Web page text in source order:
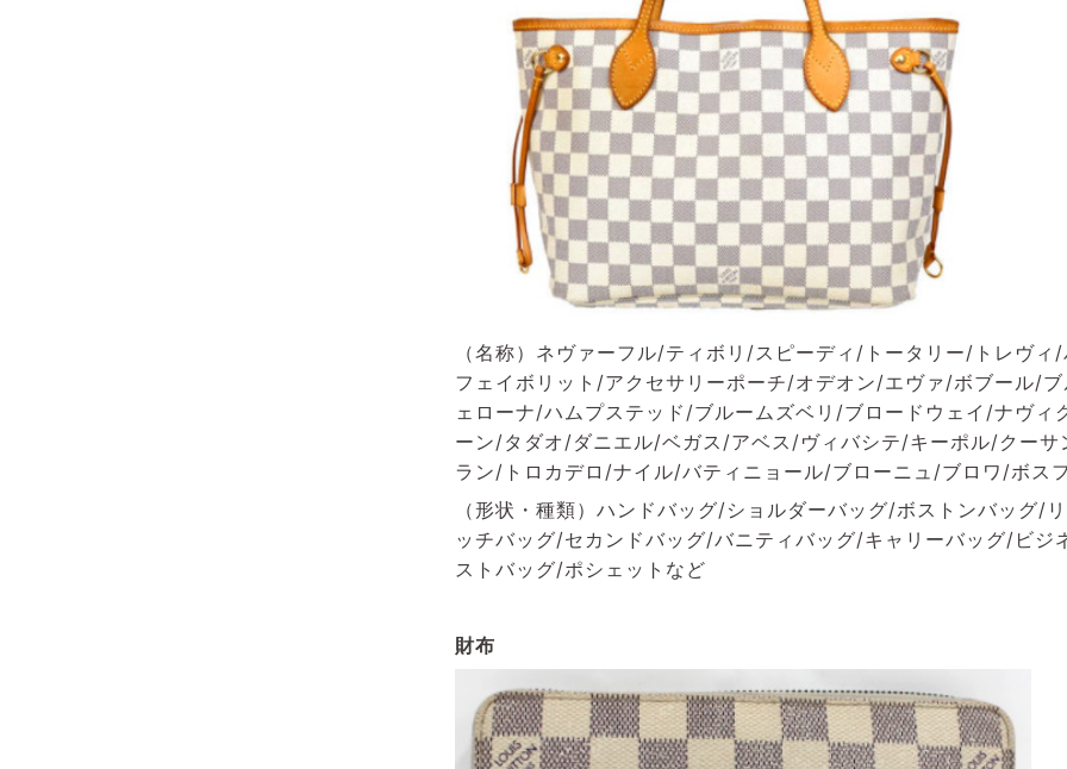
（名称）ネヴァーフル/ティボリ/スピーディ/トータリー/トレヴ
フェイボリット/アクセサリーポーチ/オデオン/エヴァ/ボブール/
ェローナ/ハムプステッド/ブルームズベリ/ブロードウェイ/ナヴ
ーン/タダオ/ダニエル/ベガス/アベス/ヴィバシテ/キーポル/クー
ラン/トロカデロ/ナイル/バティニョール/ブローニュ/ブロワ/ボス
（形状・種類）ハンドバッグ/ショルダーバッグ/ボストンバッグ
ッチバッグ/セカンドバッグ/バニティバッグ/キャリーバッグ/ビ
ストバッグ/ポシェットなど
財布